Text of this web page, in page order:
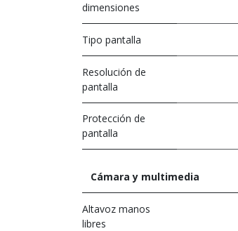
dimensiones
Tipo pantalla
Resolución de
pantalla
Protección de
pantalla
Cámara y multimedia
Altavoz manos
libres